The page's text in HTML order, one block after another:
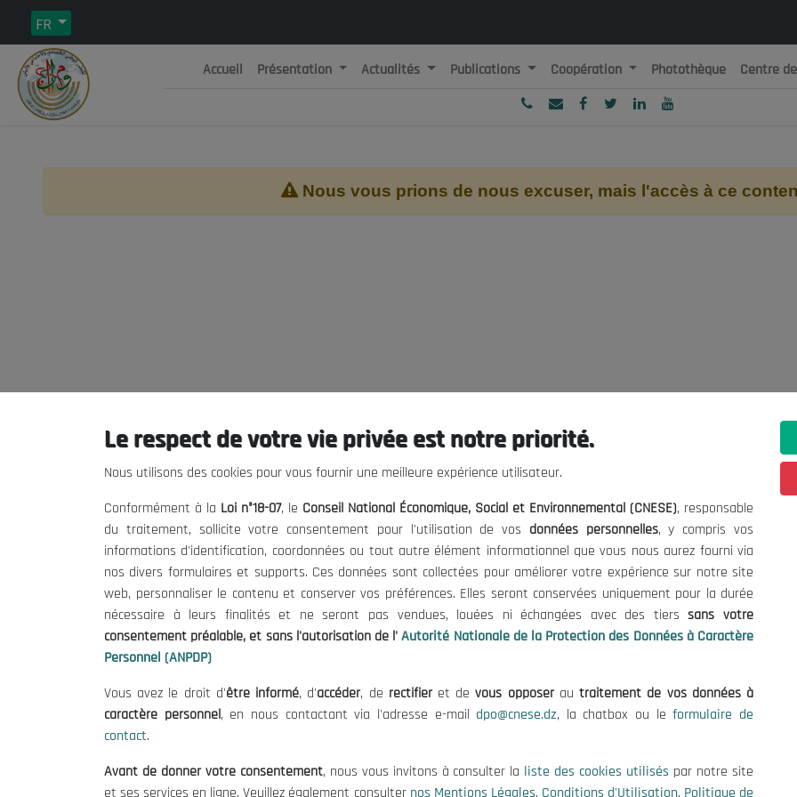
FR
République Algérienne Démocratique et Populaire
Accueil Présentation Actualités Publications Coopération Photothèque Centre
Nous vous prions de nous excuser, mais l'accès à ce
Le CNESE
Le président
Organisation
Publications
Informations utiles
Mentions Légales
Conditions d'Utilisation
Politique de Protection des Données
Politique des Cookies
contact@cnese.dz
Suggestions ou Initiatives ?
Newsletter
Inscrivez-vous, soyez le premier à
nos dernières nouvelles.
Suivez-Nous!
© 2026 Conseil National Économique, Social et Environnemental
Le respect de votre vie privée est notre priorité.
Nous utilisons des cookies pour vous fournir une meilleure expérience utilisateur.
Conformément à la Loi n°18-07, le Conseil National Économique, Social et Environnemental (CNESE), responsable
du traitement, sollicite votre consentement pour l'utilisation de vos données personnelles, y compris vos
informations d'identification, coordonnées ou tout autre élément informationnel que vous nous aurez fourni via
nos divers formulaires et supports. Ces données sont collectées pour améliorer votre expérience sur notre site
web, personnaliser le contenu et conserver vos préférences. Elles seront conservées uniquement pour la durée
nécessaire à leurs finalités et ne seront pas vendues, louées ni échangées avec des tierssans votre
consentement préalable, et sans l'autorisation de l' Autorité Nationale de la Protection des Données à Caractère
Personnel (ANPDP)
Vous avez le droit d'être informé, d'accéder, de rectifieret devous opposerautraitement de vos données à
caractère personnel, en nous contactant via l'adresse e-mail dpo@cnese.dz, la chatbox ou leformulaire de
contact.
Avant de donner votre consentement, nous vous invitons à consulter la liste des cookies utilisés par notre site
et ses services en ligne. Veuillez également consulter nos Mentions Légales, Conditions d'Utilisation, Politique de